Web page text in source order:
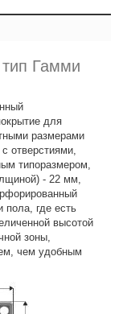
Гамми
для
размерами
отверстиями,
типоразмером,
- 22 мм,
пола, где есть
высотой
зоны,
чем удобным